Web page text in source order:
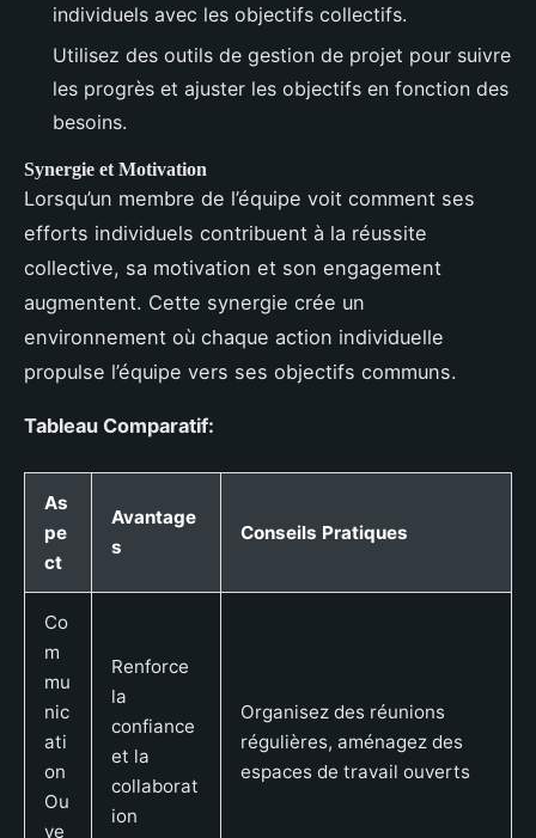
individuels avec les objectifs collectifs.
Utilisez des outils de gestion de projet pour suivre
les progrès et ajuster les objectifs en fonction des
besoins.
Synergie et Motivation
Lorsqu’un membre de l’équipe voit comment ses
efforts individuels contribuent à la réussite
collective, sa motivation et son engagement
augmentent. Cette synergie crée un
environnement où chaque action individuelle
propulse l’équipe vers ses objectifs communs.
Tableau Comparatif:
As
pe
ct
Avantage
s
Conseils Pratiques
Co
m
mu
nic
ati
on
Ou
ve
Renforce
la
confiance
et la
collaborat
ion
Organisez des réunions
régulières, aménagez des
espaces de travail ouverts